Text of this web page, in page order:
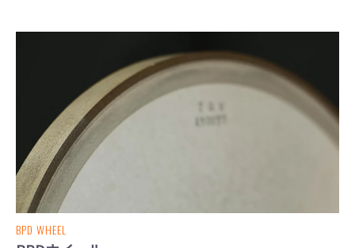
BPD WHEEL